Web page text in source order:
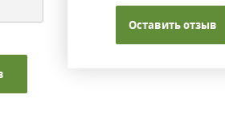
Оставить отзыв